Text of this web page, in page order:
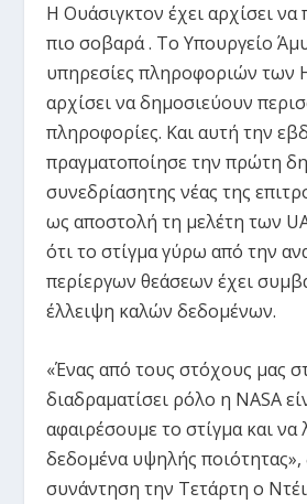
Η Ουάσιγκτον έχει αρχίσει να
πιο σοβαρά . Το Υπουργείο
υπηρεσίες πληροφοριών των
αρχίσει να δημοσιεύουν
πληροφορίες. Και αυτή την
πραγματοποίησε την πρώτη
συνεδρίασητης νέας της
ως αποστολή τη μελέτη των
ότι το στίγμα γύρω από την
περίεργων θεάσεων έχει
έλλειψη καλών δεδομένων.
«Ένας από τους στόχους μας
διαδραματίσει ρόλο η NASA
αφαιρέσουμε το στίγμα και
δεδομένα υψηλής
συνάντηση την Τετάρτη ο